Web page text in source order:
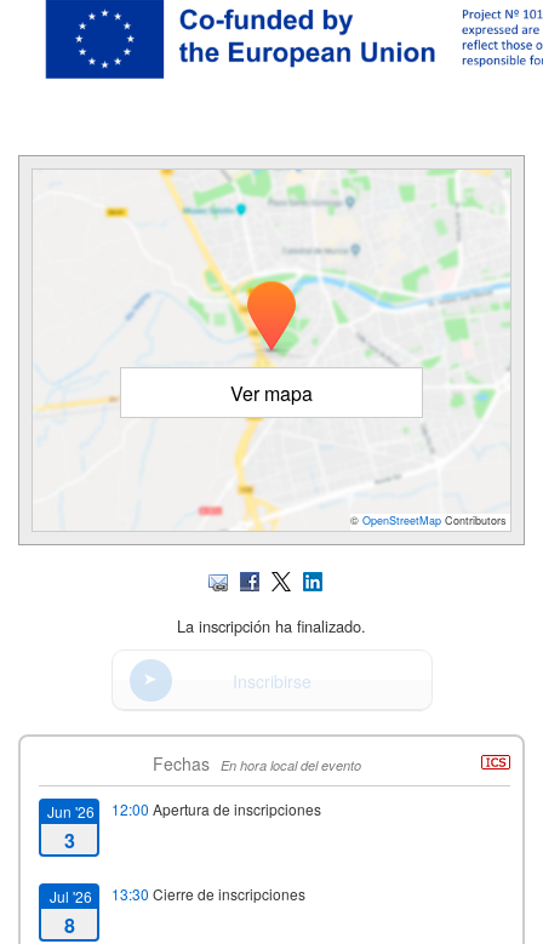
Ver mapa
© OpenStreetMap Contributors
La inscripción ha finalizado.
Inscribirse
Fechas En hora local del evento
Jun '26
3
12:00 Apertura de inscripciones
Jul '26
8
13:30 Cierre de inscripciones